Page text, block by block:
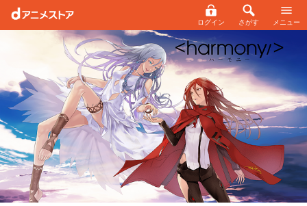
ログイン さがす メニュー